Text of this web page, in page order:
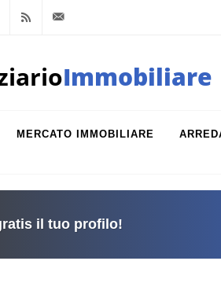
x.com Feed RSS
Immobiliare
MERCATO IMMOBILIARE
il tuo profilo!